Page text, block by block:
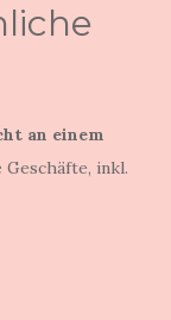
an einem
inkl.